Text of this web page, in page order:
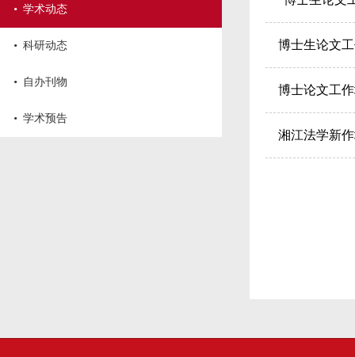
· 学术动态
· 科研动态
· 自办刊物
· 学术预告
博士生论文
博士论文工
湘江法学新